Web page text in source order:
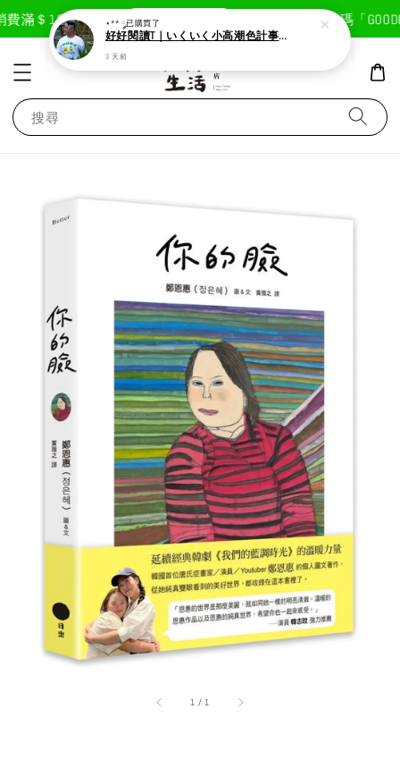
滿＄1800免運費 現在去購物！ 首次註冊輸入折扣碼「
搜尋
1 / 1
⋆** ༘已購買了
好好閱讀T｜いくいく小高潮色計事務所X好好生活書店聯名款
3 天前